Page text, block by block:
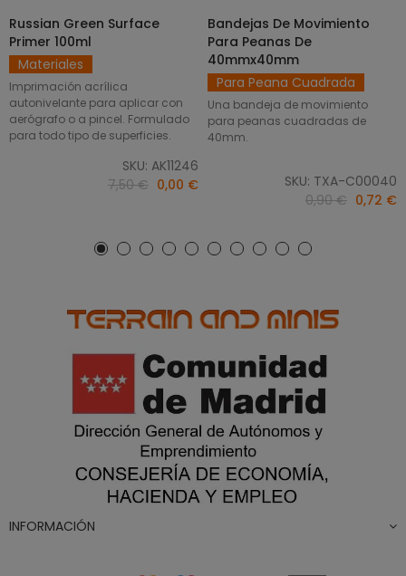
AÑADIR AL CARRITO
Russian Green Surface
Primer 100ml
Materiales
Imprimación acrílica
autonivelante para aplicar con
aerógrafo o a pincel. Formulado
para todo tipo de superficies.
SKU: AK11246
7,50 € 0,00 €
SELECCIONAR OPCIONES
Bandejas De Movimiento
Para Peanas De
40mmx40mm
Para Peana Cuadrada
Una bandeja de movimiento
para peanas cuadradas de
40mm.
SKU: TXA-C00040
0,90 € 0,72 €
INFORMACIÓN